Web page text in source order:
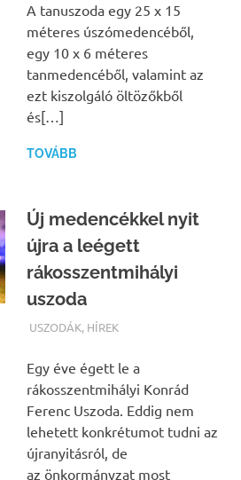
A tanuszoda egy 25 x 15
méteres úszómedencéből,
egy 10 x 6 méteres
tanmedencéből, valamint az
ezt kiszolgáló öltözőkből
és[…]
TOVÁBB
Új medencékkel nyit
újra a leégett
rákosszentmihályi
uszoda
TERMALFURDOK.COM
USZODÁK, HÍREK
Egy éve égett le a
rákosszentmihályi Konrád
Ferenc Uszoda. Eddig nem
lehetett konkrétumot tudni az
újranyitásról, de
az önkormányzat most